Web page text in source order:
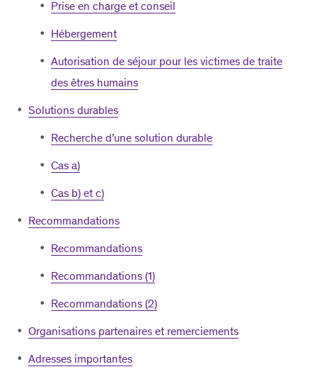
Prise en charge et conseil
Hébergement
Autorisation de séjour pour les victimes de traite
des êtres humains
Solutions durables
Recherche d’une solution durable
Cas a)
Cas b) et c)
Recommandations
Recommandations
Recommandations (1)
Recommandations (2)
Organisations partenaires et remerciements
Adresses importantes